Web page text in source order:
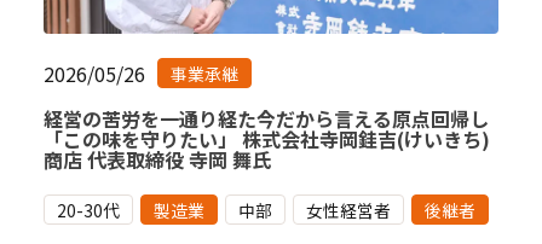
2026/05/26 事業承継
経営の苦労を一通り経た今だから言える原点回帰し
「この味を守りたい」 株式会社寺岡銈吉(けいきち)
商店 代表取締役 寺岡 舞氏
20-30代 製造業 中部 女性経営者 後継者